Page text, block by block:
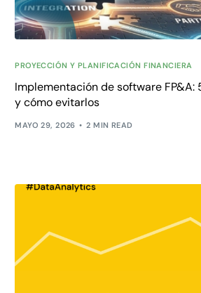
PROYECCIÓN Y PLANIFICACIÓN FINANCIERA
Implementación de software FP&A:
y cómo evitarlos
MAYO 29, 2026 2 MIN READ